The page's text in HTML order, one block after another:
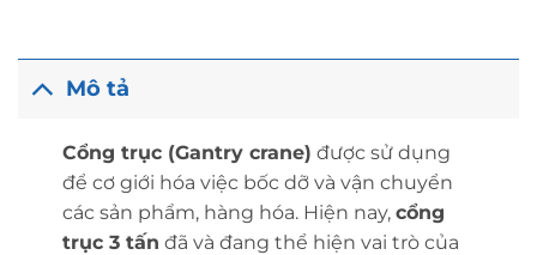
Mô tả
Cổng trục (Gantry crane) được sử dụng
để cơ giới hóa việc bốc dỡ và vận chuyển
các sản phẩm, hàng hóa. Hiện nay, cổng
trục 3 tấn đã và đang thể hiện vai trò của